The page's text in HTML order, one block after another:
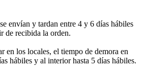
envían y tardan entre 4 y 6 días hábiles
de recibida la orden.
en los locales, el tiempo de demora en
hábiles y al interior hasta 5 días hábiles.